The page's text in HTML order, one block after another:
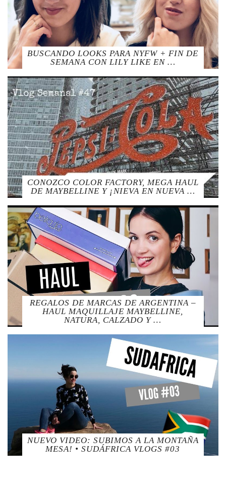
BUSCANDO LOOKS PARA NYFW + FIN DE
SEMANA CON LILY LIKE EN …
CONOZCO COLOR FACTORY, MEGA HAUL
DE MAYBELLINE Y ¡NIEVA EN NUEVA …
REGALOS DE MARCAS DE ARGENTINA –
HAUL MAQUILLAJE MAYBELLINE,
NATURA, CALZADO Y …
NUEVO VIDEO: SUBIMOS A LA MONTAÑA
MESA! • SUDÁFRICA VLOGS #03